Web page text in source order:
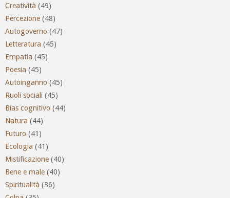
Creatività (49)
Percezione (48)
Autogoverno (47)
Letteratura (45)
Empatia (45)
Poesia (45)
Autoinganno (45)
Ruoli sociali (45)
Bias cognitivo (44)
Natura (44)
Futuro (41)
Ecologia (41)
Mistificazione (40)
Bene e male (40)
Spiritualità (36)